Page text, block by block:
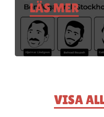
LÄS MER
VISA